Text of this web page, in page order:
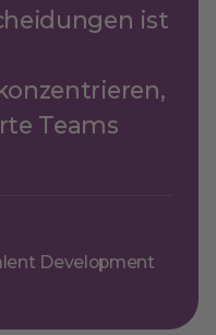
ist
Teams
Development